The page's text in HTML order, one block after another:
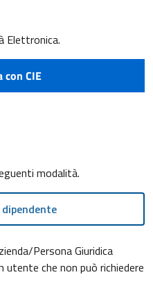
Elettronica.
con CIE
CIE
modalità.
Persona Giuridica
utente che non può richiedere